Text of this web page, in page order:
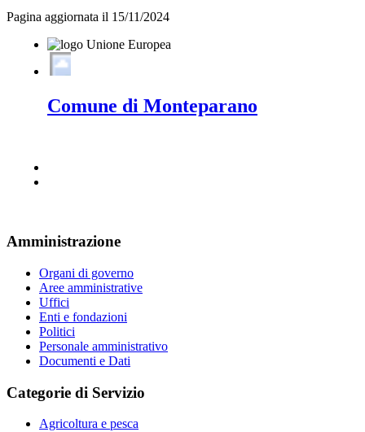
Pagina aggiornata il 15/11/2024
Comune di Monteparano
Amministrazione
Organi di governo
Aree amministrative
Uffici
Enti e fondazioni
Politici
Personale amministrativo
Documenti e Dati
Categorie di Servizio
Agricoltura e pesca